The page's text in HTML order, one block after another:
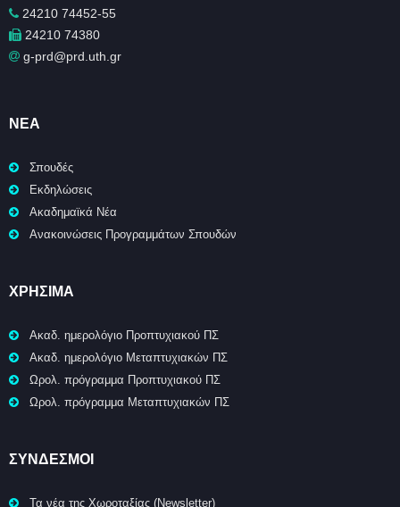
24210 74452-55
24210 74380
g-prd@prd.uth.gr
ΝΈΑ
Σπουδές
Εκδηλώσεις
Ακαδημαϊκά Νέα
Ανακοινώσεις Προγραμμάτων Σπουδών
ΧΡΉΣΙΜΑ
Ακαδ. ημερολόγιο Προπτυχιακού ΠΣ
Ακαδ. ημερολόγιο Μεταπτυχιακών ΠΣ
Ωρολ. πρόγραμμα Προπτυχιακού ΠΣ
Ωρολ. πρόγραμμα Μεταπτυχιακών ΠΣ
ΣΥΝΔΕΣΜΟΙ
Τα νέα της Χωροταξίας (Newsletter)